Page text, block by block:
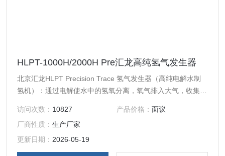
HLPT-1000H/2000H Pre汇龙高纯氢气发生器
北京汇龙HLPT Precision Trace 氢气发生器（高纯电解水制
氢机）：通过电解使水中的氢氧分离，氧气排入大气，收集氢
气，Z小化系统的氢气存储量。因其技术成熟、安全易用、产
气成本低、纯度高等特点成为钢瓶的理想替代品，被越来越多
的实验室所选择，使得防护费用昂贵且危险的高压钢瓶*告别
您的实验室。
访问次数： 10827 产品价格： 面议
厂商性质：生产厂家
更新日期： 2026-05-19